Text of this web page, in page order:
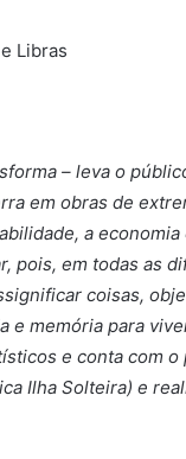
Libras
– leva o
em obras de
a economia
pois, em todas as
coisas,
e memória para
e conta com
Ilha Solteira) e